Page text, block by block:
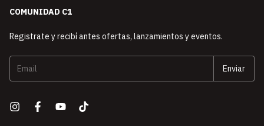
COMUNIDAD C1
Registrate y recibí antes ofertas, lanzamientos y eventos.